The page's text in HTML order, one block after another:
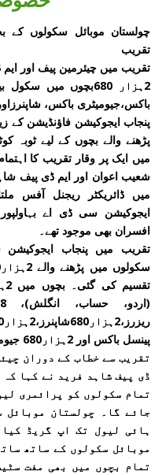
چولستان موبائل سکولوں
تقریب
تقریب میں چیئرمین پیف اور
2ہزار 680بچوں میں
باکس،جیومیٹری باکس،
پنجاب ایجوکیشن فاؤنڈیشن کے
پڑھنے والے بچوں کے لیے ٹوبہ
میں ایک پر وقار تقریب کا
شعیب اعوان اور ایم ڈی پیف
میں ڈائریکٹر ریجنل آفس
ایجوکیشن سی ڈی اے
افسران بھی موجود تھے۔
پینسل باکس اور 2ہزار680 جیومیٹری باکس تقسیم کیے گئے۔
تقریب سے خطاب کے دوران
ڈی پیف شاہد فرید نے کہا
تمام سکولوں کو پرائمری
جائے گا۔ چولستان
ہائی لیول تک اپ گریڈ
موبائل سکولوں کے ساتھ
تمام بچوں میں بھی مفت